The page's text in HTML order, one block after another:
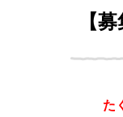
【
た